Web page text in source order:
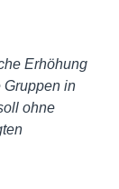
Erhöhung
Gruppen in
ohne